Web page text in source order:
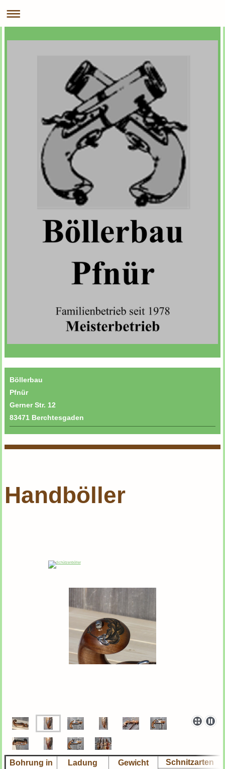
Böllerbau
Pfnür
Gerner Str. 12
83471 Berchtesgaden
Böllerbau Franz Pfnür
Handböller
Bohrung in
Ladung
Gewicht
Schnitzarten